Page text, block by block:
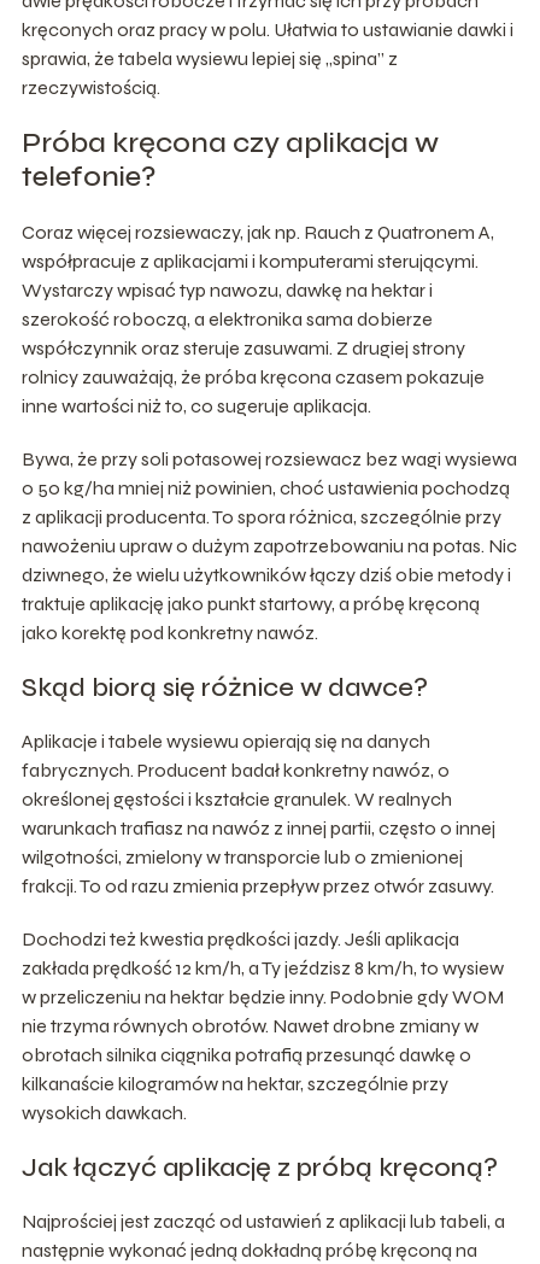
kręconych oraz pracy w polu. Ułatwia to ustawianie dawki i
sprawia, że tabela wysiewu lepiej się „spina” z
rzeczywistością.
Próba kręcona czy aplikacja w
telefonie?
Coraz więcej rozsiewaczy, jak np. Rauch z Quatronem A,
współpracuje z aplikacjami i komputerami sterującymi.
Wystarczy wpisać typ nawozu, dawkę na hektar i
szerokość roboczą, a elektronika sama dobierze
współczynnik oraz steruje zasuwami. Z drugiej strony
rolnicy zauważają, że próba kręcona czasem pokazuje
inne wartości niż to, co sugeruje aplikacja.
Bywa, że przy soli potasowej rozsiewacz bez wagi wysiewa
o 50 kg/ha mniej niż powinien, choć ustawienia pochodzą
z aplikacji producenta. To spora różnica, szczególnie przy
nawożeniu upraw o dużym zapotrzebowaniu na potas. Nic
dziwnego, że wielu użytkowników łączy dziś obie metody i
traktuje aplikację jako punkt startowy, a próbę kręconą
jako korektę pod konkretny nawóz.
Skąd biorą się różnice w dawce?
Aplikacje i tabele wysiewu opierają się na danych
fabrycznych. Producent badał konkretny nawóz, o
określonej gęstości i kształcie granulek. W realnych
warunkach trafiasz na nawóz z innej partii, często o innej
wilgotności, zmielony w transporcie lub o zmienionej
frakcji. To od razu zmienia przepływ przez otwór zasuwy.
Dochodzi też kwestia prędkości jazdy. Jeśli aplikacja
zakłada prędkość 12 km/h, a Ty jeździsz 8 km/h, to wysiew
w przeliczeniu na hektar będzie inny. Podobnie gdy WOM
nie trzyma równych obrotów. Nawet drobne zmiany w
obrotach silnika ciągnika potrafią przesunąć dawkę o
kilkanaście kilogramów na hektar, szczególnie przy
wysokich dawkach.
Jak łączyć aplikację z próbą kręconą?
Najprościej jest zacząć od ustawień z aplikacji lub tabeli, a
następnie wykonać jedną dokładną próbę kręconą na